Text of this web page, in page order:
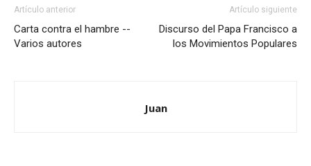
Artículo anterior
Carta contra el hambre --
Varios autores
Artículo siguiente
Discurso del Papa Francisco a
los Movimientos Populares
Juan